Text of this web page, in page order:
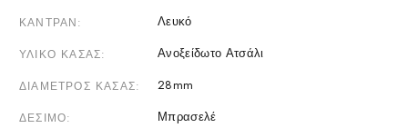
ΚΑΝΤΡΆΝ Λευκό
ΥΛΙΚΌ ΚΆΣΑΣ Ανοξείδωτο Ατσάλι
ΔΙΆΜΕΤΡΟΣ ΚΆΣΑΣ 28mm
ΔΈΣΙΜΟ Μπρασελέ